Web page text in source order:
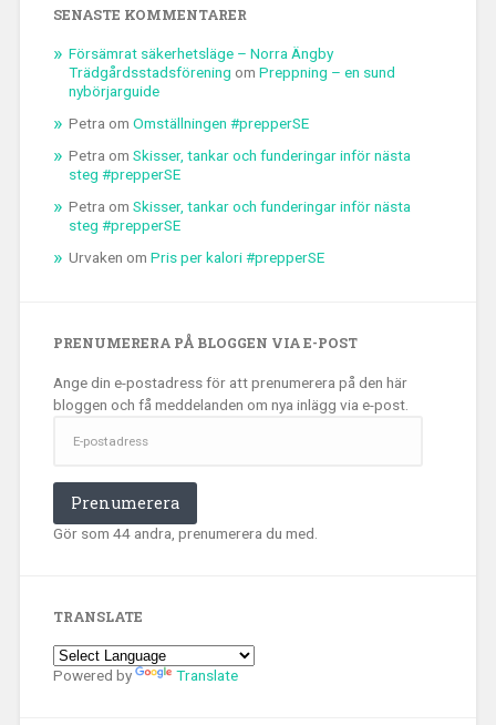
SENASTE KOMMENTARER
Försämrat säkerhetsläge – Norra Ängby
Trädgårdsstadsförening om Preppning – en sund
nybörjarguide
Petra om Omställningen #prepperSE
Petra om Skisser, tankar och funderingar inför nästa
steg #prepperSE
Petra om Skisser, tankar och funderingar inför nästa
steg #prepperSE
Urvaken om Pris per kalori #prepperSE
PRENUMERERA PÅ BLOGGEN VIA E-POST
Ange din e-postadress för att prenumerera på den här
bloggen och få meddelanden om nya inlägg via e-post.
postadress
Prenumerera
Gör som 44 andra, prenumerera du med.
TRANSLATE
Powered by Translate